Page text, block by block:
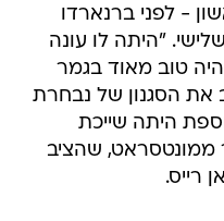
- לפני ברנארדו
"היתה לו עונה
טוב מאוד בגמר
את הסגנון של נבחרת
היתה שייכת
ממונטסראט, שהציב
רייס.